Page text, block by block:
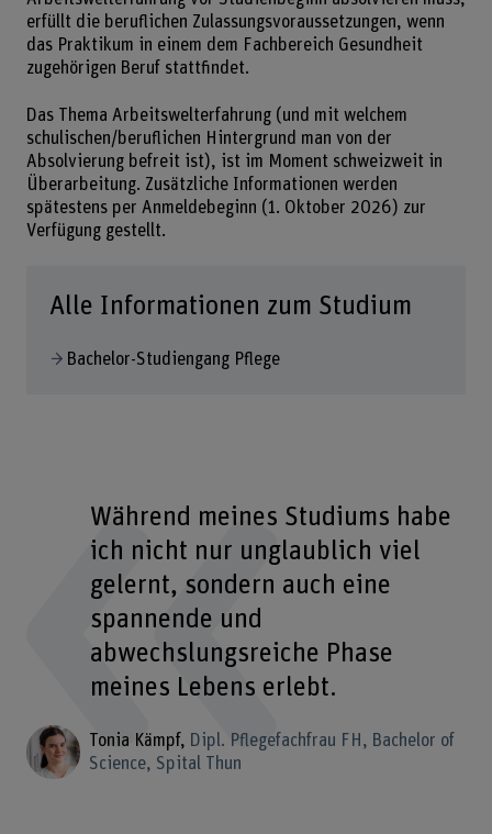
erfüllt die beruflichen Zulassungsvoraussetzungen, wenn
das Praktikum in einem dem Fachbereich Gesundheit
zugehörigen Beruf stattfindet.
Das Thema Arbeitswelterfahrung (und mit welchem
schulischen/beruflichen Hintergrund man von der
Absolvierung befreit ist), ist im Moment schweizweit in
Überarbeitung. Zusätzliche Informationen werden
spätestens per Anmeldebeginn (1. Oktober 2026) zur
Verfügung gestellt.
Alle Informationen zum Studium
Bachelor-Studiengang Pflege
Während meines Studiums habe
ich nicht nur unglaublich viel
gelernt, sondern auch eine
spannende und
abwechslungsreiche Phase
meines Lebens erlebt.
Tonia Kämpf
Dipl. Pflegefachfrau FH, Bachelor of
Science, Spital Thun